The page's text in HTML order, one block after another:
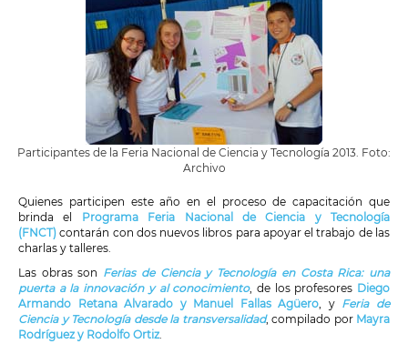
Participantes de la Feria Nacional de Ciencia y Tecnología 2013. Foto:
Archivo
Quienes participen este año en el proceso de capacitación que
brinda el Programa Feria Nacional de Ciencia y Tecnología
(FNCT) contarán con dos nuevos libros para apoyar el trabajo de las
charlas y talleres.
Las obras son Ferias de Ciencia y Tecnología en Costa Rica: una
puerta a la innovación y al conocimiento, de los profesores Diego
Armando Retana Alvarado y Manuel Fallas Agüero , y Feria de
Ciencia y Tecnología desde la transversalidad, compilado porMayra
Rodríguez y Rodolfo Ortiz